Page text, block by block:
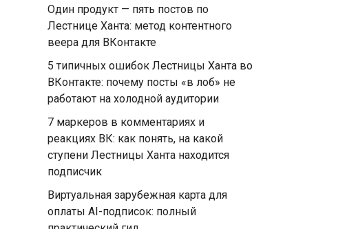
Один продукт — пять постов по
Лестнице Ханта: метод контентного
веера для ВКонтакте
5 типичных ошибок Лестницы Ханта во
ВКонтакте: почему посты «в лоб» не
работают на холодной аудитории
7 маркеров в комментариях и
реакциях ВК: как понять, на какой
ступени Лестницы Ханта находится
подписчик
Виртуальная зарубежная карта для
оплаты AI-подписок: полный